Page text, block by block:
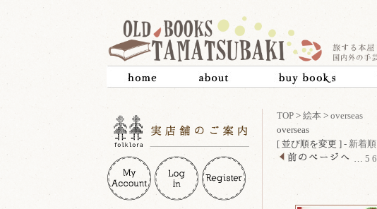
TOP > 絵本 > overseas
overseas
[ 並び順を変更 ] - 新着順
5 6